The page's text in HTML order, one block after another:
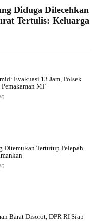
Diduga Dilecehkan
Tertulis: Keluarga
Evakuasi 13 Jam, Polsek
MF
Ditemukan Tertutup Pelepah
Barat Disorot, DPR RI Siap